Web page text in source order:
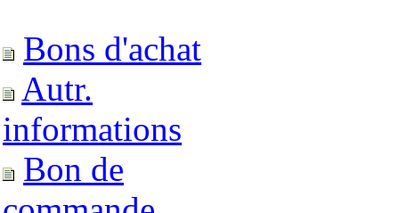
Bons d'achat
Autr.
informations
Bon de